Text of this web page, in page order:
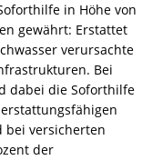
in Höhe von
gewährt: Erstattet
verursachte
Bei
dabei die Soforthilfe
bei versicherten
der